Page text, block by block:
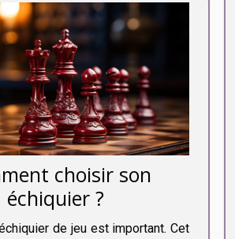
choisir son
échiquier ?
de jeu est important. Cet